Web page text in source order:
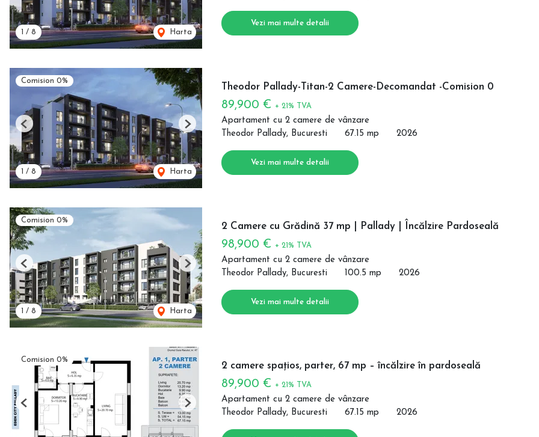
1 / 8 Harta
Vezi mai multe detalii
Comision 0%
1 / 8 Harta
Previous Next
Theodor Pallady-Titan-2 Camere-Decomandat -Comision 0
89,900 € + 21% TVA
Apartament cu 2 camere de vânzare
Theodor Pallady, Bucuresti
67.15 mp 2026
Vezi mai multe detalii
Comision 0%
1 / 8 Harta
Previous Next
2 Camere cu Grădină 37 mp | Pallady | Încălzire Pardoseală
98,900 € + 21% TVA
Apartament cu 2 camere de vânzare
Theodor Pallady, Bucuresti
100.5 mp 2026
Vezi mai multe detalii
Comision 0%
Previous Next
2 camere spațios, parter, 67 mp – încălzire în pardoseală
89,900 € + 21% TVA
Apartament cu 2 camere de vânzare
Theodor Pallady, Bucuresti
67.15 mp 2026